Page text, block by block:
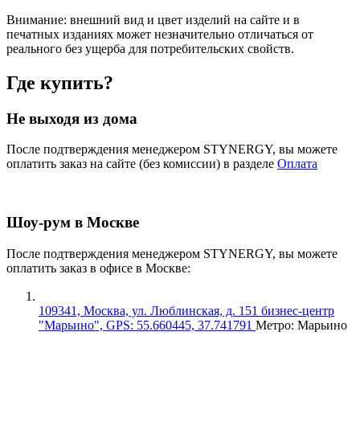
Внимание: внешний вид и цвет изделий на сайте и в
печатных изданиях может незначительно отличаться от
реального без ущерба для потребительских свойств.
Где купить?
Не выходя из дома
После подтверждения менеджером STYNERGY, вы можете
оплатить заказ на сайте (без комиссии) в разделе Оплата
Шоу-рум в Москве
После подтверждения менеджером STYNERGY, вы можете
оплатить заказ в офисе в Москве:
109341, Москва, ул. Люблинская, д. 151 бизнес-центр
"Марьино", GPS: 55.660445, 37.741791 Метро: Марьино